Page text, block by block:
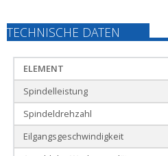
TECHNISCHE DATEN
ELEMENT
Spindelleistung
Spindeldrehzahl
Eilgangsgeschwindigkeit